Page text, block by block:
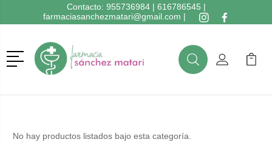
Contacto: 955736984| 616786545 |
farmaciasanchezmatari@gmail.com |
Menú
BuscarMi Cuenta
Mi
No hay productos listados bajo esta categoría.